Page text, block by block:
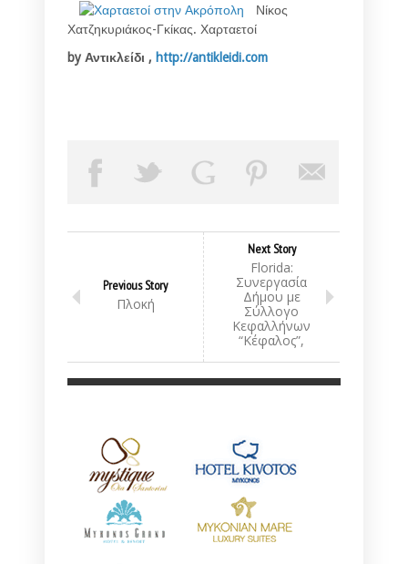
Νίκος
Χατζηκυριάκος-Γκίκας. Χαρταετοί
by Αντικλείδι , http://antikleidi.com
Previous Story
Πλοκή
Next Story
Florida:
Συνεργασία
Δήμου με
Σύλλογο
Κεφαλλήνων
“Κέφαλος”,